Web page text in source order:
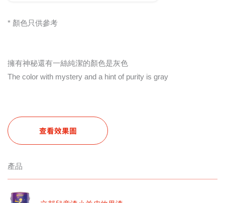
* 顏色只供參考
擁有神秘還有一絲純潔的顏色是灰色
The color with mystery and a hint of purity is gray
查看效果圖
產品